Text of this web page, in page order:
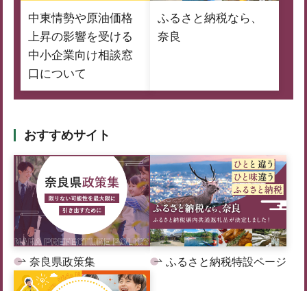
中東情勢や原油価格
上昇の影響を受ける
中小企業向け相談窓
口について
ふるさと納税なら、
奈良
おすすめサイト
奈良県政策集 ふるさと納税特設ページ